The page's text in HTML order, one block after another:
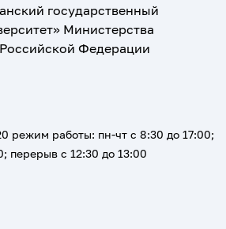
государственный
Министерства
Федерации
режим работы: пн-чт с 8:30 до 17:00;
перерыв с 12:30 до 13:00